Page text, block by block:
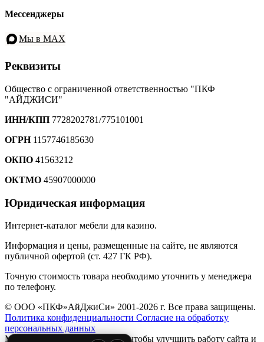
Мессенджеры
Мы в MAX
Реквизиты
Общество с ограниченной ответственностью "ПКФ
"АЙДЖИСИ"
ИНН/КПП 7728202781/775101001
ОГРН1157746185630
ОКПО 41563212
ОКТМО 45907000000
Юридическая информация
Интернет-каталог мебели для казино.
Информация и цены, размещенные на сайте, не являются
публичной офертой (ст. 427 ГК РФ).
Точную стоимость товара необходимо уточнить у менеджера
по телефону.
© ООО «ПКФ»АйДжиСи» 2001-2026 г. Все права защищены.
Политика конфиденциальности Согласие на обработку
персональных данных
Мы используем файлыcookie , чтобы улучшить работу сайта и